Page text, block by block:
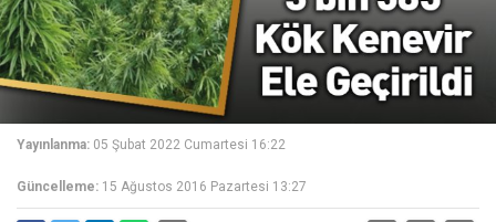
Yayınlanma: 05 Şubat 2022 Cumartesi 16:22
Güncelleme: 15 Ağustos 2016 Pazartesi 13:27